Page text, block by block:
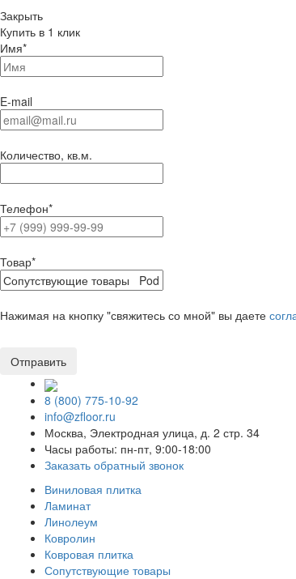
Закрыть
Купить в 1 клик
Имя*
E-mail
Количество, кв.м.
Телефон*
Товар*
Нажимая на кнопку "свяжитесь со мной" вы даете
8 (800) 775-10-92
info@zfloor.ru
Москва, Электродная улица, д. 2 стр. 34
Часы работы: пн-пт, 9:00-18:00
Заказать обратный звонок
Виниловая плитка
Ламинат
Линолеум
Ковролин
Ковровая плитка
Сопутствующие товары